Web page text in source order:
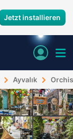
Jetzt installieren
Ayvalık